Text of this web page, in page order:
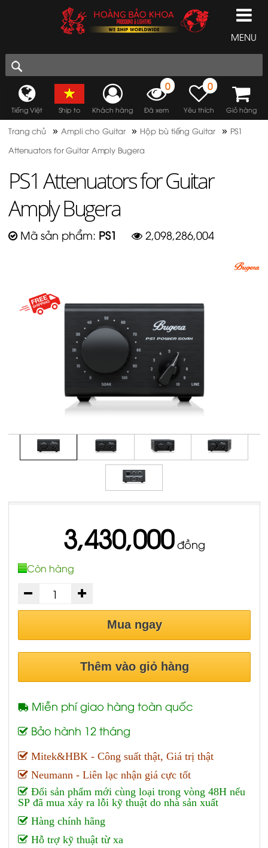
MENU
Tiếng Việt Ship to Khách hàng
0
Đã xem
0
Yêu thích Giỏ hàng
Trang chủ »Ampli cho Guitar » Hộp bù tiếng Guitar » PS1
Attenuators for Guitar Amply Bugera
PS1 Attenuators for Guitar
Amply Bugera
Mã sản phẩm: PS1 2,098,286,004
3,430,000đồng
Còn hàng
Mua ngay
Thêm vào giỏ hàng
Miễn phí giao hàng toàn quốc
Bảo hành 12 tháng
Mitek&HBK - Công suất thật, Giá trị thật
Neumann - Liên lạc nhận giá cực tốt
Đổi sản phẩm mới cùng loại trong vòng 48H nếu
SP đã mua xảy ra lỗi kỹ thuật do nhà sản xuất
Hàng chính hãng
Hỗ trợ kỹ thuật từ xa